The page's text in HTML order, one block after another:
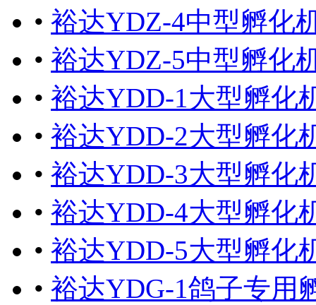
• 裕达YDZ-4中型孵化
• 裕达YDZ-5中型孵化
• 裕达YDD-1大型孵化
• 裕达YDD-2大型孵化
• 裕达YDD-3大型孵化
• 裕达YDD-4大型孵化
• 裕达YDD-5大型孵化
• 裕达YDG-1鸽子专用